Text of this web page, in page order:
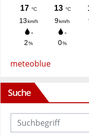
meteoblue
Suche